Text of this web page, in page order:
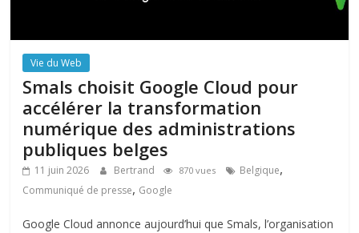
Vie du Web
Smals choisit Google Cloud pour
accélérer la transformation
numérique des administrations
publiques belges
11 juin 2026 Bertrand 870 vues Belgique,
Communiqué de presse, Google
Google Cloud annonce aujourd’hui que Smals, l’organisation